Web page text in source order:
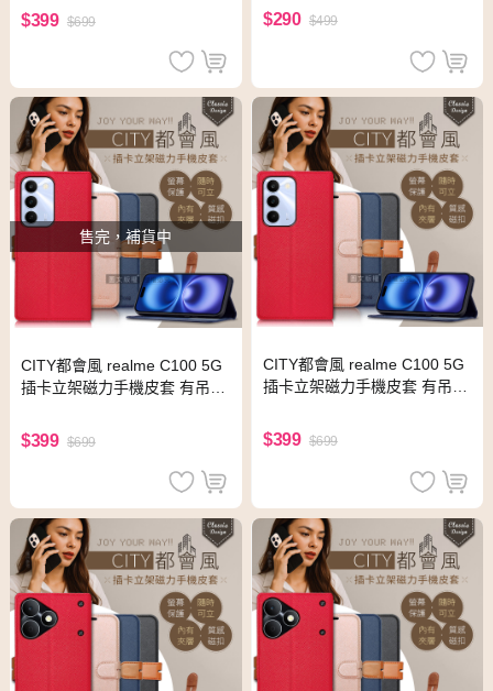
$399 $699 $290 $499
售完，補貨中
CITY都會風 realme C100 5G
插卡立架磁力手機皮套 有吊飾
$399 $699
CITY都會風 realme C100 5G
插卡立架磁力手機皮套 有吊飾
$399 $699